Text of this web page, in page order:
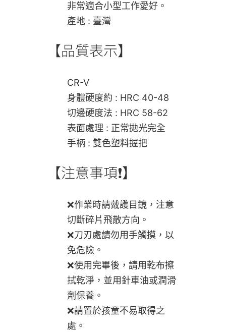
非常適合小型工作愛好。
產地 : 臺灣
【品質表示】
CR-V
身體硬度約 : HRC 40-48
切邊硬度法 : HRC 58-62
表面處理 : 正常拋光完全
手柄 : 雙色塑料握把
【注意事項❗】
❌作業時請戴護目鏡，注意
切斷碎片飛散方向。
❌刀刃處請勿用手觸摸，以
免危險。
❌使用完畢後，請用乾布擦
拭乾淨，並用針車油或潤滑
劑保養。
❌請置於孩童不易取得之
處。